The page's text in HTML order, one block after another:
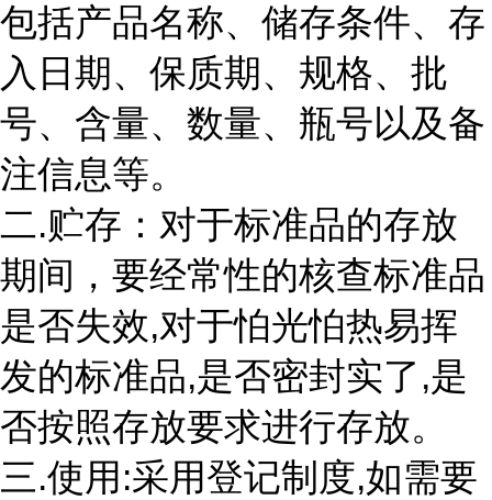
包括产品名称、储存条件、存
入日期、保质期、规格、批
号、含量、数量、瓶号以及备
注信息等。
二.贮存：对于标准品的存放
期间，要经常性的核查标准品
是否失效,对于怕光怕热易挥
发的标准品,是否密封实了,是
否按照存放要求进行存放。
三.使用:采用登记制度,如需要